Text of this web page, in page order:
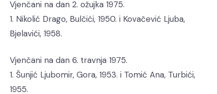
Vjenčani na dan 2. ožujka 1975.
1. Nikolić Drago, Bulčići, 1950. i Kovačević Ljuba,
Bjelavići, 1958.
Vjenčani na dan 6. travnja 1975.
1. Šunjić Ljubomir, Gora, 1953. i Tomić Ana, Turbići,
1955.